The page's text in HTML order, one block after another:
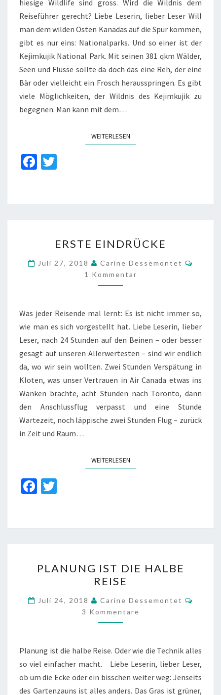
hiesige Wildlife sind gross. Wird die Wildnis dem
Reiseführer gerecht? Liebe Leserin, lieber Leser Will
man dem wilden Osten Kanadas auf die Spur kommen,
gibt es nur eins: Nationalparks. Und so einer ist der
Kejimkujik National Park. Mit seinen 381 qkm Wälder,
Seen und Flüsse sollte da doch das eine Reh, der eine
Bär oder vielleicht ein Frosch herausspringen. Es gibt
viele Möglichkeiten, der Wildnis des Kejimkujik zu
begegnen. Man kann mit dem…
WEITERLESENWEITERLESEN
Fa
o
o
er
EINDRÜCKE
ERSTE EINDRÜCKE
Juli 27, 2018 Carine Dessemontet
1 Kommentar
Was jeder Reisende mal lernt: Es ist nicht immer so,
wie man es sich vorgestellt hat. Liebe Leserin, lieber
Leser, nach 24 Stunden auf den Beinen – oder besser
gesagt auf unseren Allerwertesten – sind wir endlich
da, wo wir sein wollten. Zwei Stunden Verspätung in
Kloten, was unser Vertrauen in Air Canada etwas ins
Wanken brachte, acht Stunden nach Toronto, dann
den Anschlussflug verpasst und eine Stunde
Wartezeit, noch läppische zwei Stunden Flug – zurück
in Zeit und Raum…
WEITERLESENWEITERLESEN
Fa
o
o
k
er
IST
DIE
HALBE
REISE
PLANUNG IST DIE HALBE
REISE
Juli 24, 2018 Carine Dessemontet
3 Kommentare
Planung ist die halbe Reise. Oder wie die Technik alles
so viel einfacher macht. Liebe Leserin, lieber Leser,
ob um die Ecke oder ein bisschen weiter weg: Jenseits
des Gartenzauns ist alles anders. Das Gras ist grüner,